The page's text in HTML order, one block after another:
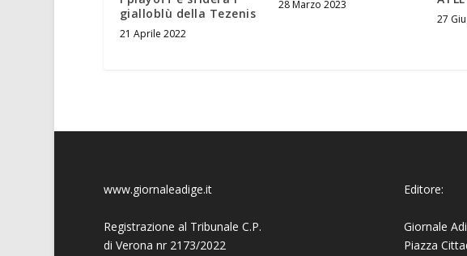
gialloblù della Tezenis
21 Aprile 2022
28 Marzo 2023
27
www.giornaleadige.it
Registrazione al Tribunale C.P.
di Verona nr 2173/2022
Editore:
Giornale
Piazza